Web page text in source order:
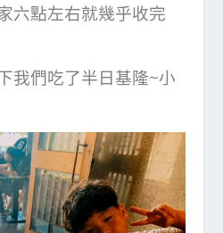
六點左右就幾乎收完
我們吃了半日基隆~小